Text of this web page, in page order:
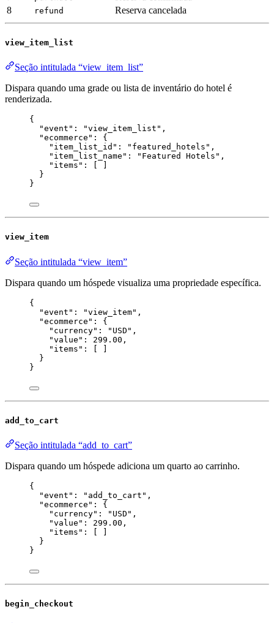
8
refund Reserva cancelada
view_item_list
Seção intitulada “view_item_list”
Dispara quando uma grade ou lista de inventário do hotel é
renderizada.
{
"event" : "view_item_list " ,
"ecommerce" : {
"item_list_id" : " featured_hotels " ,
"item_list_name" : " Featured Hotels " ,
"items" : [ ]
}
}
view_item
Seção intitulada “view_item”
Dispara quando um hóspede visualiza uma propriedade específica.
{
"event" : "view_item" ,
"ecommerce" : {
"currency" : " USD " ,
"value" : 299.00 ,
"items" : [ ]
}
}
add_to_cart
Seção intitulada “add_to_cart”
Dispara quando um hóspede adiciona um quarto ao carrinho.
{
"event" : " add_to_cart " ,
"ecommerce" : {
"currency" : " USD " ,
"value" : 299.00 ,
"items" : [ ]
}
}
begin_checkout